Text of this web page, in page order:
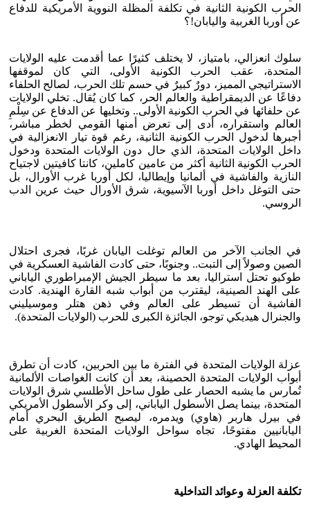
الحرب الكونية الثانية في تكلفة المظلة النووية الأمريكية للدفاع
عن أوربا الغربية واليابان!؟
سلوك انعزالي، بامتياز، لا يختلف كثيرًا عما أقدمت عليه الولايات
المتحدة، عقب الحرب الكونية الأولى، التي كان لموقفها
الاستراتيجي المميز، دورٌ كبيرٌ في حسم تلك الحرب، لصالح الحلفاء
دفاعًا عن الديمقراطية والعالم الحر، كما كان يُقال. تخلي الولايات
عن حلفائها في الحرب الكونية الأولى.. وتخليها عن الدفاع عن سِلْمِ
العالم واستقراره، أدى إلى تعرض أمنها القومي لخطر مباشر،
أجبرها لدخول الحرب الكونية الثانية، رغم قوة تيار الانعزالية في
داخل الولايات المتحدة، الذي حال دون الولايات المتحدة ودخول
الحرب الكونية الثانية أكثر من عامين كاملين، كانتا كافيتين لاجتياح
النازية والفاشية في ألمانيا وإيطاليا، لكل أوربا غرب الأورال، بل
حتى التوغل داخل أوربا الآسيوية، شرق الأورال حيث عرين الدب
الروسي.
في الجانب الآخر من العالم توغلت اليابان غربًا، فجرى احتلال
الصين وصولاً إلى التبت.. وجنوبًا، حتى كادت الفاشية العسكرية في
طوكيو تحتل استراليا، بعد ما سيطر الجيش الإمبراطوري الياباني
على الهند الصينية، ليقترب من أبواب شبه القارة الهندية. كادت
الفاشية أن تسيطر على العالم وفي ذهن هتلر وموسيليني
والجنرال هيديكي توجو، الجائزة الكبرى للحرب (الولايات المتحدة).
عزلة الولايات المتحدة في الفترة ما بين الحربين، كادت أن تطرق
أبواب الولايات المتحدة الحصينة، بعد أن كانت الغواصات الألمانية
تُمارس ما يشبه الحصار على طول ساحل الأطلسي شرق الولايات
المتحدة، بينما يصل الأسطول الياباني، إلى وكر الأسطول الأمريكي
في بيرل هاربر (هاوي) ويدمره، ليصبح الطريق البحري أمام
اليابانيين مفتوحًا، تجاه سواحل الولايات المتحدة الغربية على
المحيط الهادي.
تكلفة العزلة وعوائد التداخلية